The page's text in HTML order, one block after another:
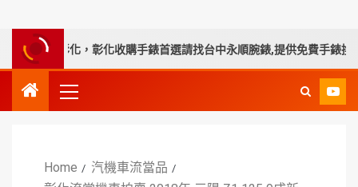
務彰化，彰化收購手錶首選請找台中永順腕錶,提供免費手錶換電池
Home
汽機車流當品